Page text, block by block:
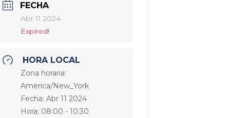
FECHA
Abr 11 2024
Expired!
HORA LOCAL
Zona horaria:
America/New_York
Fecha:Abr 11 2024
Hora: 08:00 - 10:30